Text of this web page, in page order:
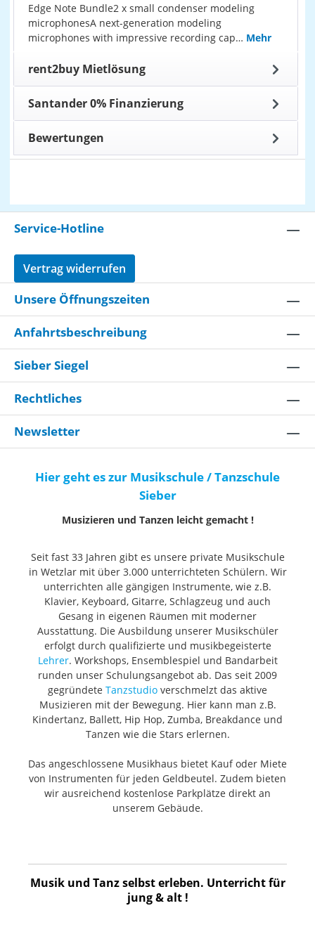
Edge Note Bundle2 x small condenser modeling
microphonesA next-generation modeling
microphones with impressive recording cap… Mehr
rent2buy Mietlösung
Santander 0% Finanzierung
Bewertungen
Service-Hotline
Vertrag widerrufen
Unsere Öffnungszeiten
Anfahrtsbeschreibung
Sieber Siegel
Rechtliches
Newsletter
Hier geht es zur Musikschule / Tanzschule
Sieber
Musizieren und Tanzen leicht gemacht !
Seit fast 33 Jahren gibt es unsere private Musikschule
in Wetzlar mit über 3.000 unterrichteten Schülern. Wir
unterrichten alle gängigen Instrumente, wie z.B.
Klavier, Keyboard, Gitarre, Schlagzeug und auch
Gesang in eigenen Räumen mit moderner
Ausstattung. Die Ausbildung unserer Musikschüler
erfolgt durch qualifizierte und musikbegeisterte
Lehrer. Workshops, Ensemblespiel und Bandarbeit
runden unser Schulungsangebot ab. Das seit 2009
gegründete Tanzstudio verschmelzt das aktive
Musizieren mit der Bewegung. Hier kann man z.B.
Kindertanz, Ballett, Hip Hop, Zumba, Breakdance und
Tanzen wie die Stars erlernen.
Das angeschlossene Musikhaus bietet Kauf oder Miete
von Instrumenten für jeden Geldbeutel. Zudem bieten
wir ausreichend kostenlose Parkplätze direkt an
unserem Gebäude.
Musik und Tanz selbst erleben. Unterricht für
jung & alt !